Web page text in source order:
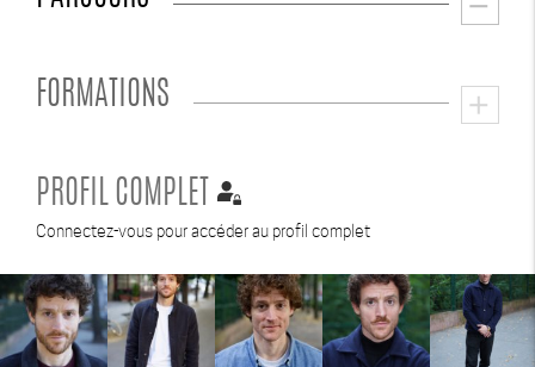
FORMATIONS add
PROFIL COMPLET
Connectez-vous pour accéder au profil complet